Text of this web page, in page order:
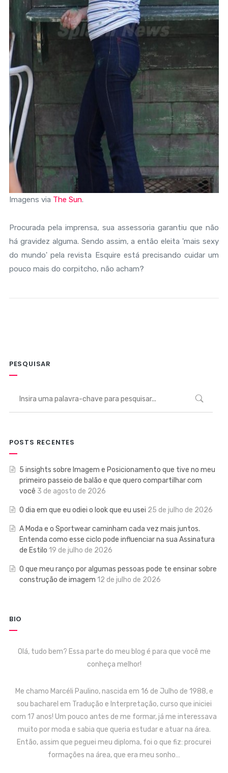
Imagens via The Sun.
Procurada pela imprensa, sua assessoria garantiu que não
há gravidez alguma. Sendo assim, a então eleita 'mais sexy
do mundo' pela revista Esquire está precisando cuidar um
pouco mais do corpitcho, não acham?
PESQUISAR
POSTS RECENTES
5 insights sobre Imagem e Posicionamento que tive no meu
primeiro passeio de balão e que quero compartilhar com
você 3 de agosto de 2026
O dia em que eu odiei o look que eu usei 25 de julho de 2026
A Moda e o Sportwear caminham cada vez mais juntos.
Entenda como esse ciclo pode influenciar na sua Assinatura
de Estilo 19 de julho de 2026
O que meu ranço por algumas pessoas pode te ensinar sobre
construção de imagem 12 de julho de 2026
BIO
Olá, tudo bem? Essa parte do meu blog é para que você me
conheça melhor!
Me chamo Marcéli Paulino, nascida em 16 de Julho de 1988, e
sou bacharel em Tradução e Interpretação, curso que iniciei
com 17 anos! Um pouco antes de me formar, já me interessava
muito por moda e sabia que queria estudar e atuar na área.
Então, assim que peguei meu diploma, foi o que fiz: procurei
formações na área, que era meu sonho…